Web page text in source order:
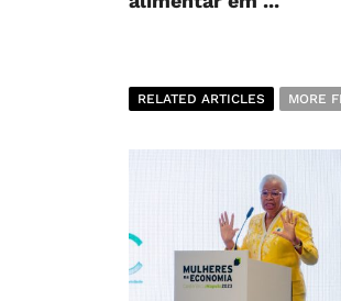
RELATED ARTICLES MORE